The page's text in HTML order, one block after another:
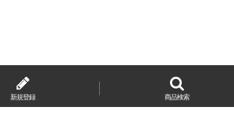
新規登録 商品検索